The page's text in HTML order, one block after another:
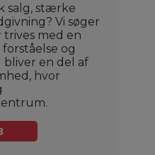
salg, stærke
Vi søger
med en
og
bliver en del af
hvor